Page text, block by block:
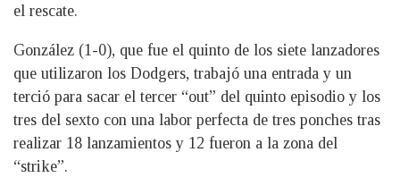
el rescate.
González (1-0), que fue el quinto de los siete lanzadores
que utilizaron los Dodgers, trabajó una entrada y un
terció para sacar el tercer “out” del quinto episodio y los
tres del sexto con una labor perfecta de tres ponches tras
realizar 18 lanzamientos y 12 fueron a la zona del
“strike”.